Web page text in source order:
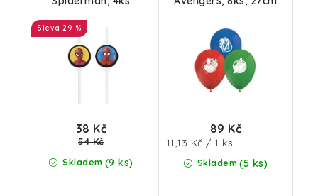
29 %
Skladem (9 ks)
38 Kč
54 Kč
Skladem (5 ks)
89 Kč
Měrná
cena:
11,13 Kč / 1 ks